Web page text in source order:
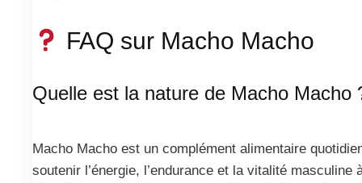
FAQ sur Macho Macho
Quelle est la nature de Macho Macho
Macho Macho est un complément alimentaire
soutenir l’énergie, l’endurance et la vitalité masculine